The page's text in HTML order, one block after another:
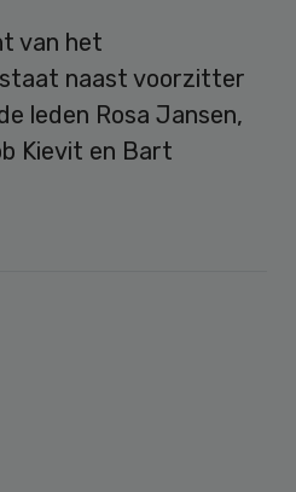
van het
naast voorzitter
leden Rosa Jansen,
Kievit en Bart